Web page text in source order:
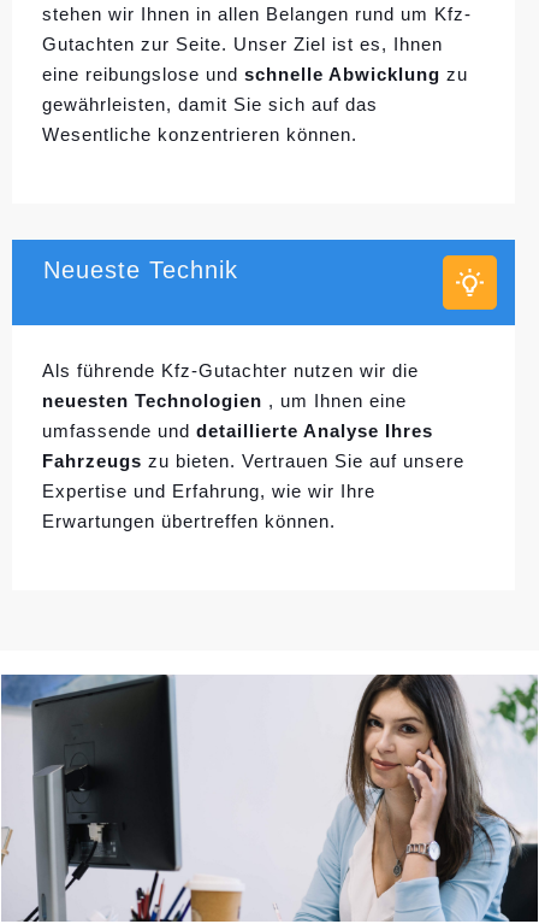
stehen wir Ihnen in allen Belangen rund um Kfz-
Gutachten zur Seite. Unser Ziel ist es, Ihnen
eine reibungslose und schnelle Abwicklung zu
gewährleisten, damit Sie sich auf das
Wesentliche konzentrieren können.
Neueste Technik
Als führende Kfz-Gutachter nutzen wir die
neuesten Technologien , um Ihnen eine
umfassende und detaillierte Analyse Ihres
Fahrzeugs zu bieten. Vertrauen Sie auf unsere
Expertise und Erfahrung, wie wir Ihre
Erwartungen übertreffen können.